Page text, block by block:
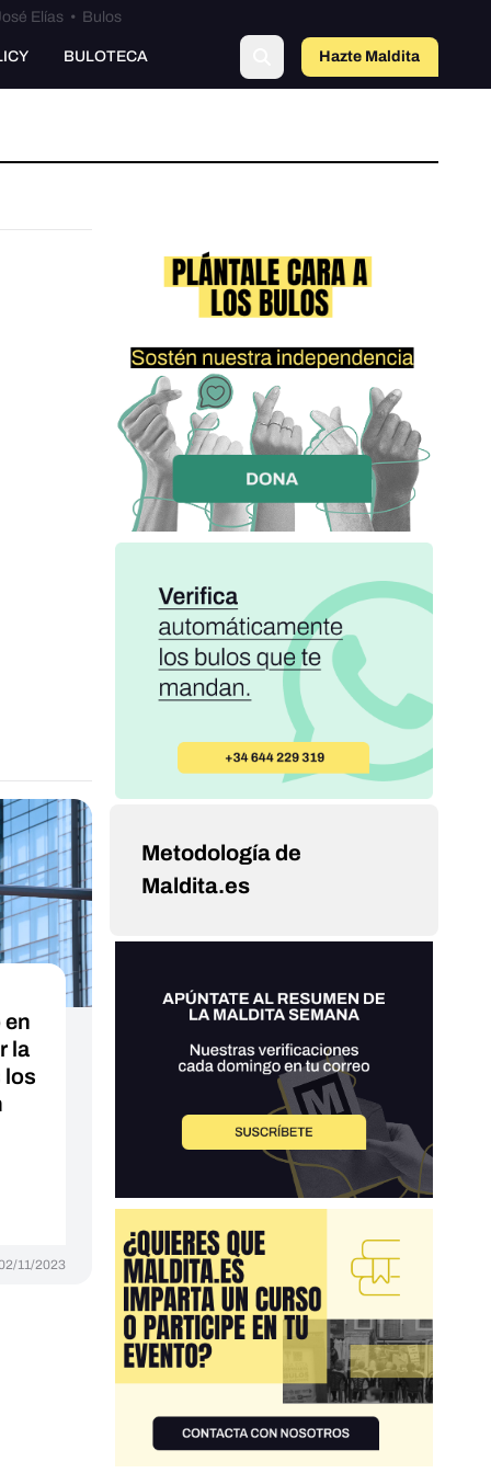
Elías• Bulos
BULOTECA Hazte Maldita
en
la
los
11/2023
Metodología de
Maldita.es